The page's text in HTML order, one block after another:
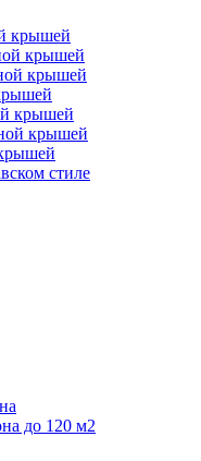
крышей
крышей
крышей
крышей
крышей
стиле
до 120 м2